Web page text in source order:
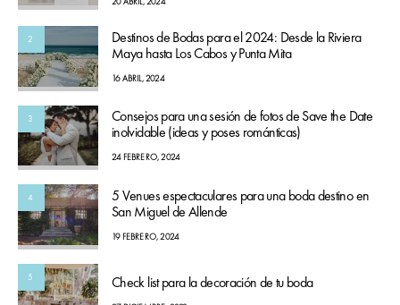
2
Destinos de Bodas para el 2024: Desde la Riviera
Maya hasta Los Cabos y Punta Mita
16 ABRIL, 2024
3
Consejos para una sesión de fotos de Save the Date
inolvidable (ideas y poses románticas)
24 FEBRERO, 2024
4
5 Venues espectaculares para una boda destino en
San Miguel de Allende
19 FEBRERO, 2024
5 Check list para la decoración de tu boda